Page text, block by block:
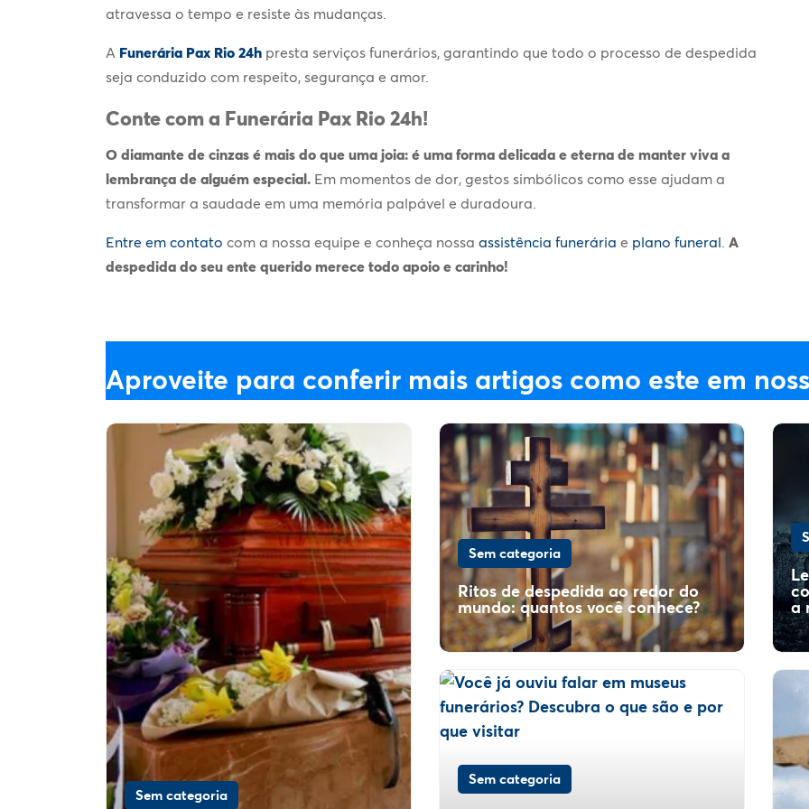
atravessa o tempo e resiste às mudanças.
A Funerária Pax Rio 24h presta serviços funerários, garantindo que todo o processo de despedida
seja conduzido com respeito, segurança e amor.
Conte com a Funerária Pax Rio 24h!
O diamante de cinzas é mais do que uma joia: é uma forma delicada e eterna de manter viva a
lembrança de alguém especial. Em momentos de dor, gestos simbólicos como esse ajudam a
transformar a saudade em uma memória palpável e duradoura.
Entre em contato com a nossa equipe e conheça nossa assistência funerária e plano funeral A
despedida do seu ente querido merece todo apoio e carinho!
Aproveite para conferir mais artigos como este em
Sem categoria
Sem categoria
Ritos de despedida ao redor do
mundo: quantos você conhece?
Sem categoria
a